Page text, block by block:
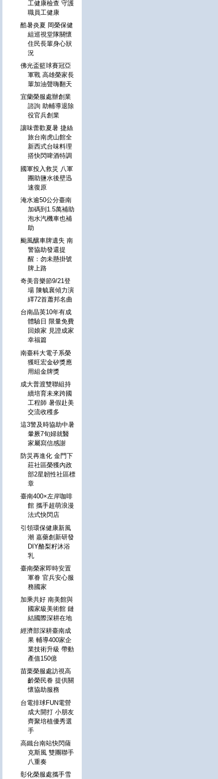
工健康檢查 守護
職員工健康
酷暑炎夏 岡榮保健
組巡視堂隊關懷
住民長輩身心狀
況
佛光盃籃球賽冠亞
軍戰 高雄榮家長
輩加油聲嗨翻天
宜蘭榮服處辦創業
諮詢 助輔導退除
役官兵創業
讓味蕾歡夏暑 捷絲
旅台南虎山館全
新西式台味料理
搭快閃啤酒特調
國軍投入救災 八軍
團助鹽水後壁迅
速復原
淹水逾50公分臺南
加碼到1.5萬補助
泡水汽機車也補
助
颱風釀車牌遺失 南
警協助發還提
醒：勿未懸掛號
牌上路
奇美音樂節9/21登
場 陳毓襄傾力演
繹72首蕭邦名曲
台南晶英10年有成
體驗日 限量免費
回娘家 見證成家
幸福篇
南臺科大電子系榮
獲旺宏金矽獎應
用組金牌獎
成大普渡雙聯組持
續培育未來跨國
工程師 暑假赴美
交流收穫多
這3警及時協助中暑
暈厥7旬婦就醫
家屬寫信感謝
防災再進化 金門下
莊社區榮獲內政
部2星韌性社區標
章
臺南400×左岸咖啡
館 攜手超萌浪漫
法式快閃店
引領環保健康新風
潮 嘉藥創新研發
DIY酪梨籽沐浴
乳
臺南榮家即時安置
軍眷 官兵安心服
務國家
加乘共好 南美館與
國家級美術館 鏈
結國際深耕在地
經濟部深耕臺南成
果 輔導400家企
業技術升級 帶動
產值150億
苗栗榮服處訪視高
齡榮民眷 提供關
懷協助服務
台電排球FUN電營
成大開打 小朋友
齊聚培植優秀選
手
高鐵台南站快閃薩
克斯風 雙團聯手
八重奏
彰化榮服處攜手雪